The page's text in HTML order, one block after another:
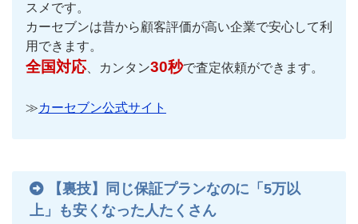
スメです。
カーセブンは昔から顧客評価が高い企業で安心して利
用できます。
全国対応、カンタン30秒で査定依頼ができます。
≫カーセブン公式サイト
【裏技】同じ保証プランなのに「5万以
上」も安くなった人たくさん